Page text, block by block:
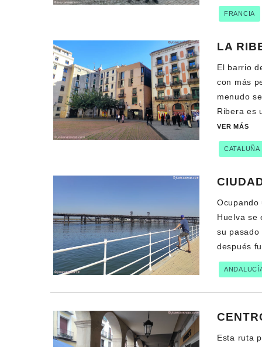
FRANCIA
LA
El barrio
con más
menudo
Ribera es
VER MÁS
CATALUÑA
Ocupando
Huelva se
su
después
Esta ruta